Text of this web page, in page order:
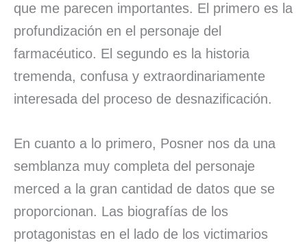
que me parecen importantes. El primero es la
profundización en el personaje del
farmacéutico. El segundo es la historia
tremenda, confusa y extraordinariamente
interesada del proceso de desnazificación.
En cuanto a lo primero, Posner nos da una
semblanza muy completa del personaje
merced a la gran cantidad de datos que se
proporcionan. Las biografías de los
protagonistas en el lado de los victimarios